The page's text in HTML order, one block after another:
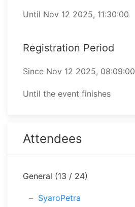
Until ⁨Nov 12 2025, 11:30:00⁩
Registration Period
Since ⁨Nov 12 2025, 08:09:00⁩
Until the event finishes
Attendees
General (13 / 24)
SyaroPetra